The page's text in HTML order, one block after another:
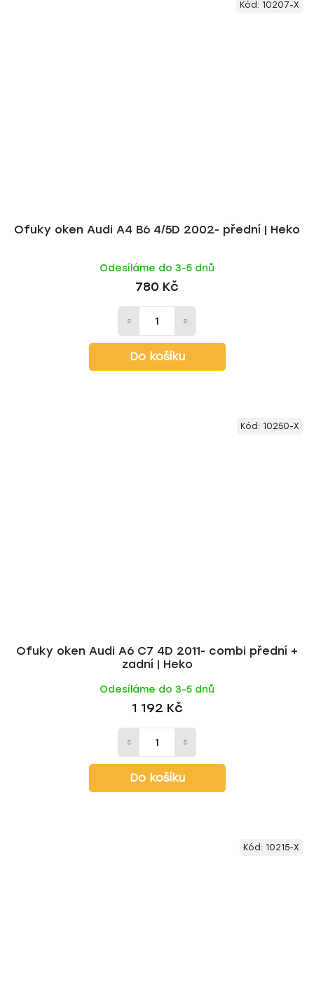
Ofuky oken Audi A4 B6 4/5D 2002- přední | Heko
Odesíláme do 3-5 dnů
780 Kč
Do košíku
Kód: 10207-X
Ofuky oken Audi A6 C7 4D 2011- combi přední +
zadní | Heko
Odesíláme do 3-5 dnů
1 192 Kč
Do košíku
Kód: 10250-X
Kód: 10215-X